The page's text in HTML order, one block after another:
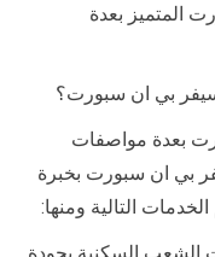
المتميز بعدة
بي ان سبورت؟
بعدة مواصفات
بي ان سبورت بخبرة
التالية ومنها:
السكنية بجودة